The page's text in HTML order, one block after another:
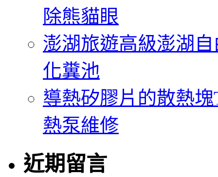
除熊貓眼
澎湖旅遊高級澎湖
化糞池
導熱矽膠片的散熱
熱泵維修
近期留言